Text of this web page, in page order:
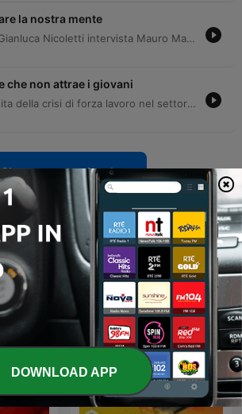
la nostra mente
In questo episodio, Gianluca Nicoletti intervista Mauro Manca, mental neurotrainer, per discutere della nuova edizione del libro 'Leggimi nel pensiero'. La conversazione esplora il concetto di 'aggiornamento' mentale e l'importanza di superare i propri 'punti di ripristino' per evitare di rimanere intrappolati in comportamenti o identità basate sul dolore. Il dialogo prosegue analizzando il passaggio dall'analisi del comportamento all'osservazione dell'essenza profonda degli adolescenti, criticando l'uso di etichette cliniche che disumanizzano l'individuo. L'approccio scientifico proposto si focalizza sull'interazione dei fattori che portano al disagio, promuovendo la curiosità e l'impudicizia come strumenti essenziali per la rivelazione di sé contro la frenesia della produttività moderna.
che non attrae i giovani
Un'analisi approfondita della crisi di forza lavoro nel settore dell'autotrasporto in Italia, con un'intervista ad Alberto Talman, autotrasportatore e influencer su TikTok. La discussione esplora la mancanza di attrattività della professione per i giovani, le difficoltà legate alla formazione e la necessità di cambiare la narrazione sociale del mestiere. Il dibattito affronta inoltre le criticità operative, l'eccessiva burocrazia e la concorrenza sleale delle grandi aziende logistiche. Vengono esaminati gli impatti della delocalizzazione verso l'Est Europa e le normative italiane che penalizzano i conducenti esperti, mettendo a rischio la trasmissione generazionale delle competenze nel settore.
Show more episodes
podcasts
See all
DOWNLOAD APP